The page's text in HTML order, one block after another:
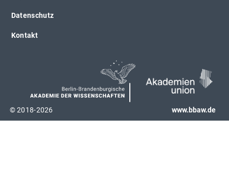
Datenschutz
Kontakt
www.bbaw.de
© 2018-2026